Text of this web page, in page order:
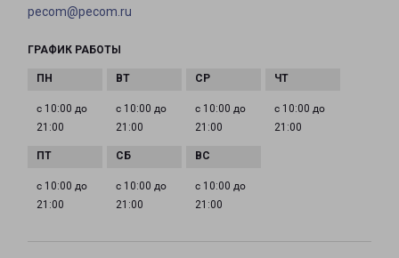
pecom@pecom.ru
ГРАФИК РАБОТЫ
с 10:00 до
21:00
с 10:00 до
21:00
с 10:00 до
21:00
с 10:00 до
21:00
с 10:00 до
21:00
с 10:00 до
21:00
с 10:00 до
21:00